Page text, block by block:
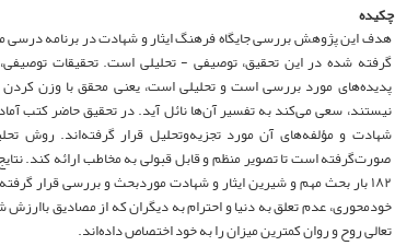
چکیده
هدف این پژوهش بررسی جایگاه فرهنگ ایثار و شهادت در برنامه درسی
گرفته شده در این تحقیق، توصیفی - تحلیلی است. تحقیقات
پدیده‌های مورد بررسی است و تحلیلی است، یعنی محقق با وزن
نیستند، سعی می‌کند به تفسیر آن‌ها نائل آید. در تحقیق حاضر کتب
شهادت و مؤلفه‌های آن مورد تجزیه‌وتحلیل قرار گرفته‌اند. روش
صورت‌گرفته است تا تصویر منظم و قابل قبولی به مخاطب ارائه کند.
۱۸۲ بار بحث مهم و شیرین ایثار و شهادت موردبحث و بررسی قرار
خودمحوری، عدم تعلق به دنیا و احترام به دیگران که از مصادیق
تعالی روح و روان کمترین میزان را به خود اختصاص داده‌اند.